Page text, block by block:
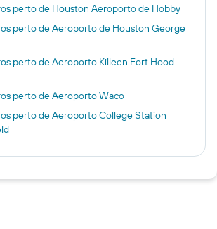
perto de Houston Aeroporto de Hobby
perto de Aeroporto de Houston George
perto de Aeroporto Killeen Fort Hood
perto de Aeroporto Waco
perto de Aeroporto College Station